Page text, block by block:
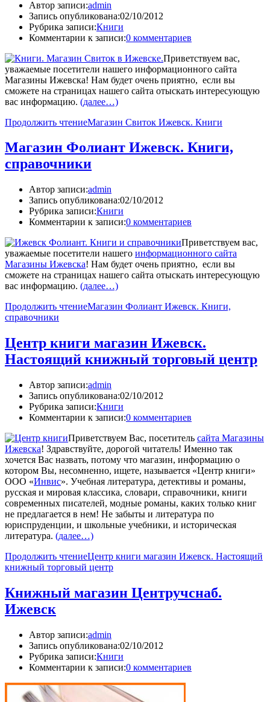
Автор записи:admin
Запись опубликована:02/10/2012
Рубрика записи:Книги
Комментарии к записи:0 комментариев
Приветствуем вас,
уважаемые посетители нашего информационного сайта
Магазины Ижевска! Нам будет очень приятно, если вы
сможете на страницах нашего сайта отыскать интересующую
вас информацию. (далее…)
Продолжить чтениеМагазин Свиток Ижевск. Книги
Магазин Фолиант Ижевск. Книги,
справочники
Автор записи:admin
Запись опубликована:02/10/2012
Рубрика записи:Книги
Комментарии к записи:0 комментариев
Приветствуем вас,
уважаемые посетители нашего информационного сайта
Магазины Ижевска! Нам будет очень приятно, если вы
сможете на страницах нашего сайта отыскать интересующую
вас информацию. (далее…)
Продолжить чтениеМагазин Фолиант Ижевск. Книги,
справочники
Центр книги магазин Ижевск.
Настоящий книжный торговый центр
Автор записи:admin
Запись опубликована:02/10/2012
Рубрика записи:Книги
Комментарии к записи:0 комментариев
Приветствуем Вас, посетитель сайта Магазины
Ижевска! Здравствуйте, дорогой читатель! Именно так
хочется Вас назвать, потому что магазин, информацию о
котором Вы, несомненно, ищете, называется «Центр книги»
ООО «Инвис». Учебная литература, детективы и романы,
русская и мировая классика, словари, справочники, книги
современных писателей, модные романы, каких только книг
не предлагается в нем! Не забыты и литература по
юриспруденции, и школьные учебники, и историческая
литература. (далее…)
Продолжить чтениеЦентр книги магазин Ижевск. Настоящий
книжный торговый центр
Книжный магазин Центручснаб.
Ижевск
Автор записи:admin
Запись опубликована:02/10/2012
Рубрика записи:Книги
Комментарии к записи:0 комментариев